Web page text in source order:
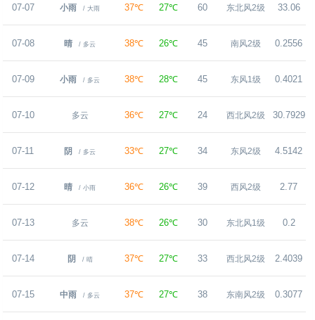
07-07 小雨 / 大雨 37℃ 27℃ 60 东北风2级 33.06
07-08 晴 / 多云 38℃ 26℃ 45 南风2级 0.2556
07-09 小雨 / 多云 38℃ 28℃ 45 东风1级 0.4021
07-10 多云 36℃ 27℃ 24 西北风2级 30.7929
07-11 阴 / 多云 33℃ 27℃ 34 东风2级 4.5142
07-12 晴 / 小雨 36℃ 26℃ 39 西风2级 2.77
07-13 多云 38℃ 26℃ 30 东北风1级 0.2
07-14 阴 / 晴 37℃ 27℃ 33 西北风2级 2.4039
07-15 中雨 / 多云 37℃ 27℃ 38 东南风2级 0.3077